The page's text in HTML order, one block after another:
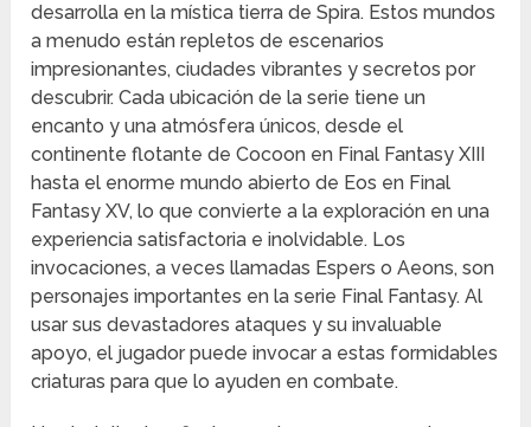
desarrolla en la mística tierra de Spira. Estos mundos
a menudo están repletos de escenarios
impresionantes, ciudades vibrantes y secretos por
descubrir. Cada ubicación de la serie tiene un
encanto y una atmósfera únicos, desde el
continente flotante de Cocoon en Final Fantasy XIII
hasta el enorme mundo abierto de Eos en Final
Fantasy XV, lo que convierte a la exploración en una
experiencia satisfactoria e inolvidable. Los
invocaciones, a veces llamadas Espers o Aeons, son
personajes importantes en la serie Final Fantasy. Al
usar sus devastadores ataques y su invaluable
apoyo, el jugador puede invocar a estas formidables
criaturas para que lo ayuden en combate.